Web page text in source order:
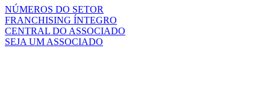
NÚMEROS DO SETOR
FRANCHISING ÍNTEGRO
CENTRAL DO ASSOCIADO
SEJA UM ASSOCIADO